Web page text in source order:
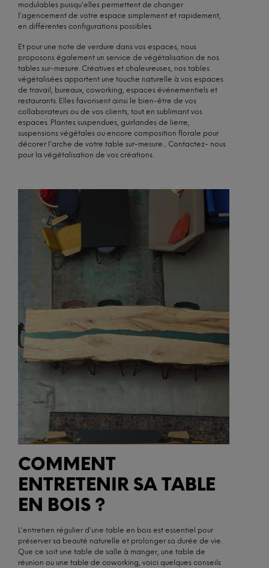
modulables puisqu’elles permettent de changer
l’agencement de votre espace simplement et rapidement,
en différentes configurations possibles.
Et pour une note de verdure dans vos espaces, nous
proposons également un service de végétalisation de nos
tables sur-mesure. Créatives et chaleureuses, nos tables
végétalisées apportent une touche naturelle à vos espaces
de travail, bureaux, coworking, espaces événementiels et
restaurants. Elles favorisent ainsi le bien-être de vos
collaborateurs ou de vos clients, tout en sublimant vos
espaces. Plantes suspendues, guirlandes de lierre,
suspensions végétales ou encore composition florale pour
décorer l’arche de votre table sur-mesure... Contactez- nous
pour la végétalisation de vos créations.
COMMENT
ENTRETENIR SA TABLE
EN BOIS ?
L'entretien régulier d'une table en bois est essentiel pour
préserver sa beauté naturelle et prolonger sa durée de vie.
Que ce soit une table de salle à manger, une table de
réunion ou une table de coworking, voici quelques conseils